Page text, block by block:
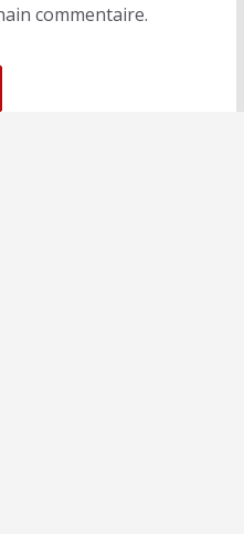
commentaire.